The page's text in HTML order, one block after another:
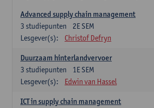
Advanced supply chain management
2E SEM
3 studiepunten
Lesgever(s):
Christof Defryn
Duurzaam hinterlandvervoer
1E SEM
3 studiepunten
Lesgever(s):
Edwin van Hassel
ICT in supply chain management